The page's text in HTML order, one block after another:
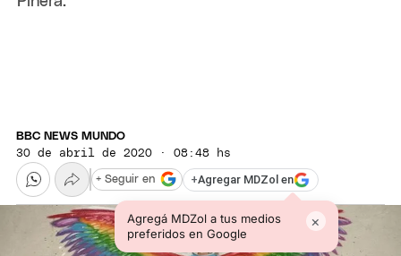
BBC NEWS MUNDO
30 de abril de 2020 · 08:48 hs
+Agregar MDZol en
Agregá MDZol a tus medios
preferidos en Google
×
+ Seguir en